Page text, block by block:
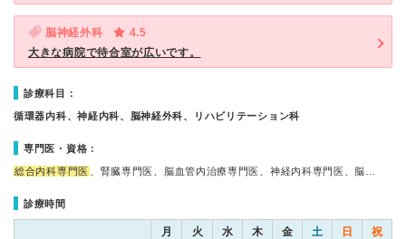
脳神経外科
4.5
大きな病院で待合室が広いです。
診療科目：
循環器内科、神経内科、脳神経外科、リハビリテーション科
専門医・資格：
総合内科専門医 、腎臓専門医、脳血管内治療専門医、神経内科専門医、脳…
診療時間
月 火 水 木 金 土 日 祝